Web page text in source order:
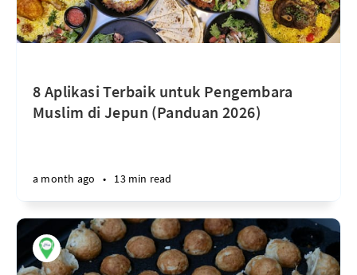
8 Aplikasi Terbaik untuk Pengembara
Muslim di Jepun (Panduan 2026)
a month ago • 13 min read